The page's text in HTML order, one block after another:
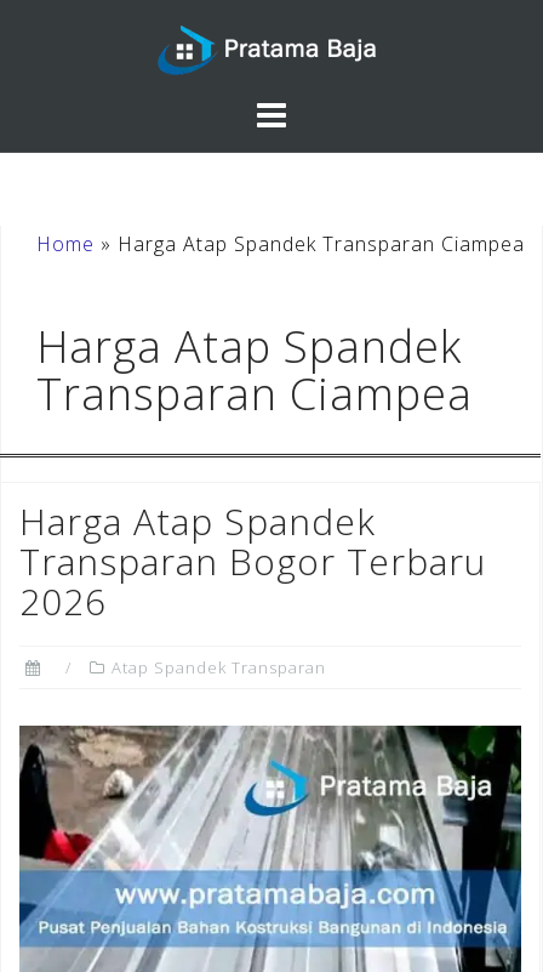
Home » Harga Atap Spandek Transparan Ciampea
Harga Atap Spandek
Transparan Ciampea
Harga Atap Spandek
Transparan Bogor Terbaru
2026
Atap Spandek Transparan